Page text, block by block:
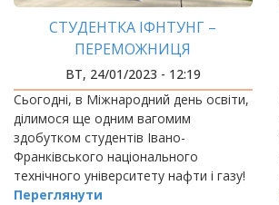
СТУДЕНТКА ІФНТУНГ –
ПЕРЕМОЖНИЦЯ
АМЕРИКАНСЬКОЇ ПРОГРАМИ
ОБМІНУ GLOBAL UGRAD
ВТ, 24/01/2023 - 12:19
Сьогодні, в Міжнародний день освіти,
ділимося ще одним вагомим
здобутком студентів Івано-
Франківського національного
технічного університету нафти і газу!
Переглянути